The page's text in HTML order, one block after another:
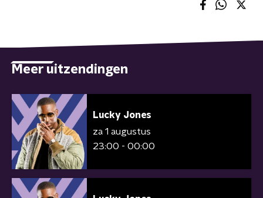
Meer uitzendingen
Lucky Jones
za 1 augustus
23:00 - 00:00